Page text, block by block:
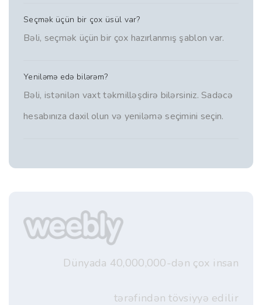
Seçmək üçün bir çox üsül var?
Bəli, seçmək üçün bir çox hazırlanmış şablon var.
Yeniləmə edə bilərəm?
Bəli, istənilən vaxt təkmilləşdirə bilərsiniz. Sadəcə
hesabınıza daxil olun və yeniləmə seçimini seçin.
Dünyada 40,000,000-dən çox insan
tərəfindən tövsiyyə edilir